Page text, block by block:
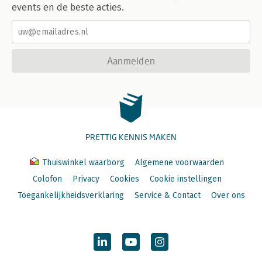
events en de beste acties.
Aanmelden
PRETTIG KENNIS MAKEN
Thuiswinkel waarborg
Algemene voorwaarden
Colofon
Privacy Cookies
Cookie instellingen
Toegankelijkheidsverklaring
Service & Contact Over ons